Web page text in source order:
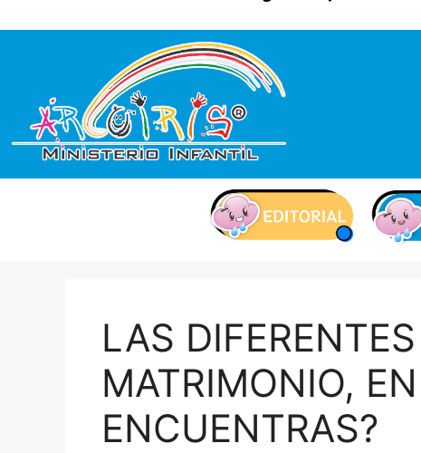
LAS
MATRIMONIO,
ENCUENTRAS?